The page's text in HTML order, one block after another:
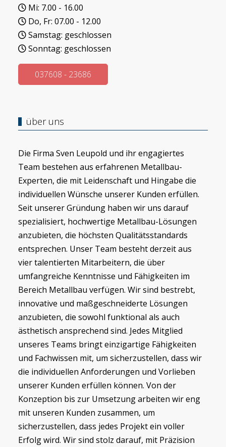
Mi: 7.00 - 16.00
Do, Fr: 07.00 - 12.00
Samstag: geschlossen
Sonntag: geschlossen
037608 - 23686
über uns
Die Firma Sven Leupold und ihr engagiertes
Team bestehen aus erfahrenen Metallbau-
Experten, die mit Leidenschaft und Hingabe die
individuellen Wünsche unserer Kunden erfüllen.
Seit unserer Gründung haben wir uns darauf
spezialisiert, hochwertige Metallbau-Lösungen
anzubieten, die höchsten Qualitätsstandards
entsprechen. Unser Team besteht derzeit aus
vier talentierten Mitarbeitern, die über
umfangreiche Kenntnisse und Fähigkeiten im
Bereich Metallbau verfügen. Wir sind bestrebt,
innovative und maßgeschneiderte Lösungen
anzubieten, die sowohl funktional als auch
ästhetisch ansprechend sind. Jedes Mitglied
unseres Teams bringt einzigartige Fähigkeiten
und Fachwissen mit, um sicherzustellen, dass wir
die individuellen Anforderungen und Vorlieben
unserer Kunden erfüllen können. Von der
Konzeption bis zur Umsetzung arbeiten wir eng
mit unseren Kunden zusammen, um
sicherzustellen, dass jedes Projekt ein voller
Erfolg wird. Wir sind stolz darauf, mit Präzision